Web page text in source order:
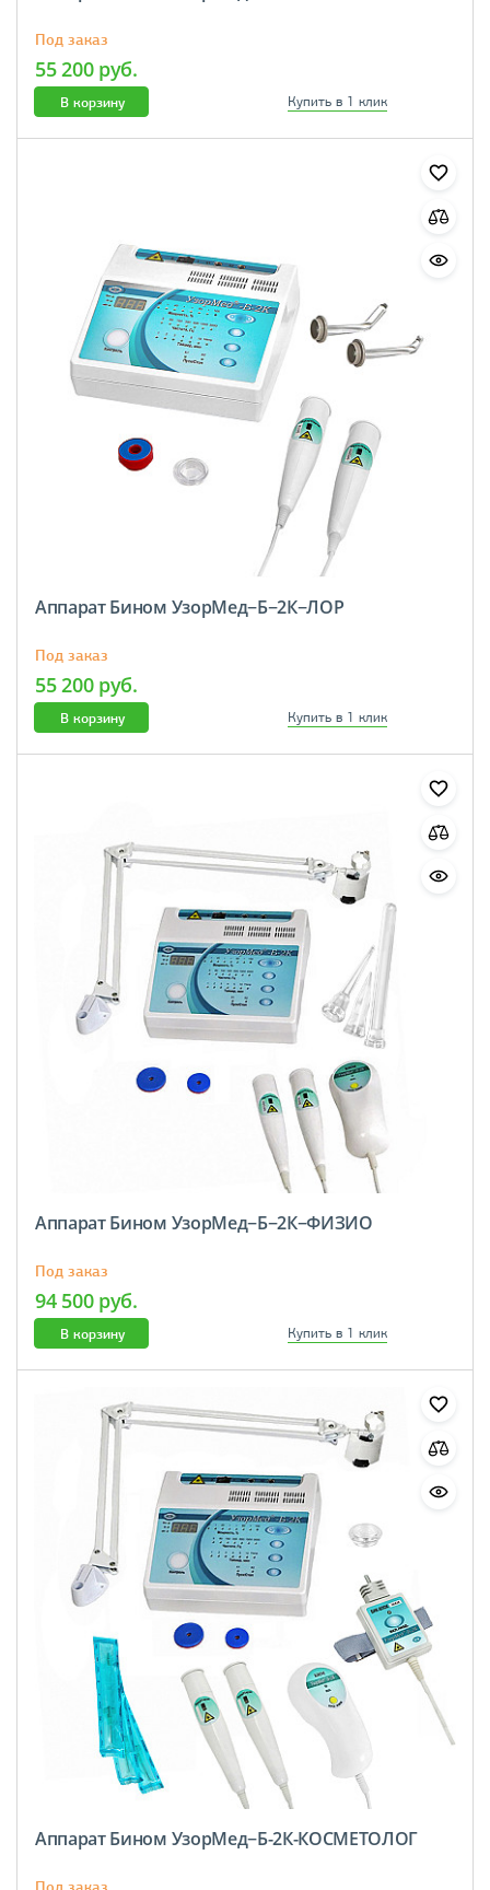
Под заказ
55 200 руб.
В корзину Купить в 1 клик
Аппарат Бином УзорМед−Б−2К−ЛОР
Под заказ
55 200 руб.
В корзину Купить в 1 клик
Аппарат Бином УзорМед−Б−2К−ФИЗИО
Под заказ
94 500 руб.
В корзину Купить в 1 клик
Аппарат Бином УзорМед−Б-2К-КОСМЕТОЛОГ